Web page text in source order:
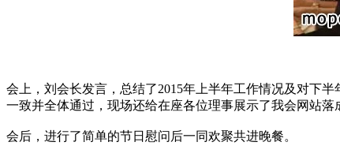
会上，刘会长发言，总结了2015年上半年工作情况及对下
一致并全体通过，现场还给在座各位理事展示了我会网站
会后，进行了简单的节日慰问后一同欢聚共进晚餐。